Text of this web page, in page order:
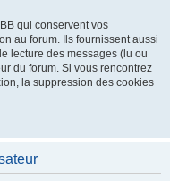
qui conservent vos
au forum. Ils fournissent aussi
lecture des messages (lu ou
du forum. Si vous rencontrez
la suppression des cookies